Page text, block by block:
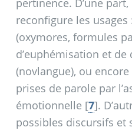
pertinence. D’une
reconfigure les
(oxymores, formules
d’euphémisation et
(novlangue), ou
prises de parole par
émotionnelle [7].
possibles discursifs et